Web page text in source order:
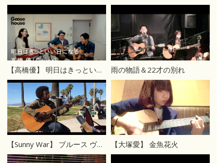
【高橋優】 明日はきっといい日になる（Cover） 雨の物語＆22才の別れ
【Sunny War】 ブルース ヴェニスビーチ 【大塚愛】 金魚花火